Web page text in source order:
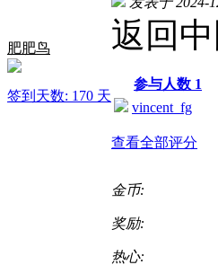
肥肥鸟
签到天数: 170 天
返回中
参与人数 1
vincent_fg
查看全部评分
金币:
奖励:
热心: